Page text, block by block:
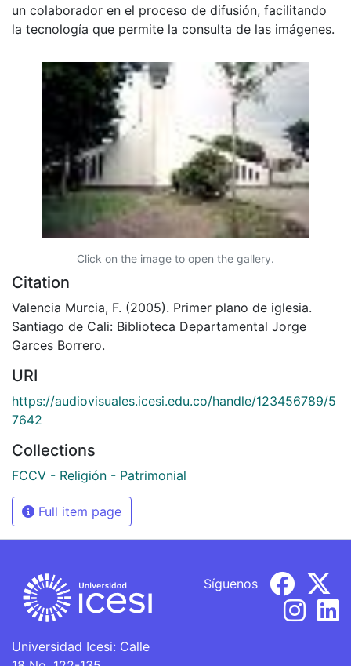
un colaborador en el proceso de difusión, facilitando
la tecnología que permite la consulta de las imágenes.
Click on the image to open the gallery.
Citation
Valencia Murcia, F. (2005). Primer plano de iglesia.
Santiago de Cali: Biblioteca Departamental Jorge
Garces Borrero.
URI
https://audiovisuales.icesi.edu.co/handle/123456789/5
7642
Collections
FCCV - Religión - Patrimonial
Full item page
Universidad Icesi: Calle
Síguenos